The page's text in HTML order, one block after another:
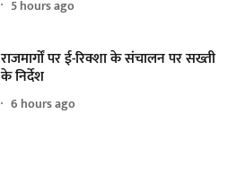
5 hours ago
राजमार्गों पर ई-रिक्शा के संचालन पर सख्ती
के निर्देश
6 hours ago